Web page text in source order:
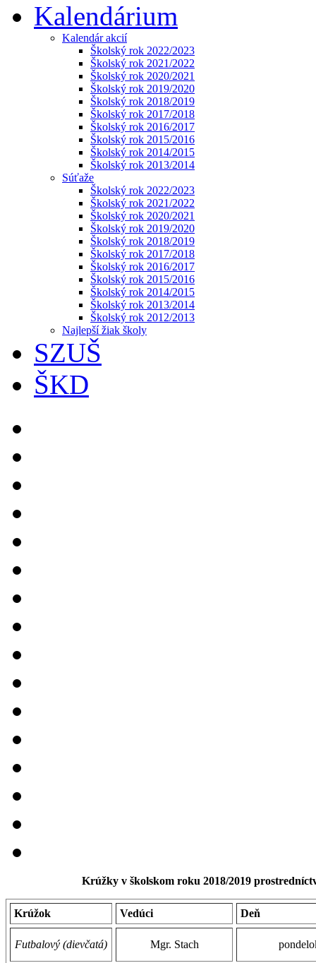
Kalendárium
Kalendár akcií
Školský rok 2022/2023
Školský rok 2021/2022
Školský rok 2020/2021
Školský rok 2019/2020
Školský rok 2018/2019
Školský rok 2017/2018
Školský rok 2016/2017
Školský rok 2015/2016
Školský rok 2014/2015
Školský rok 2013/2014
Súťaže
Školský rok 2022/2023
Školský rok 2021/2022
Školský rok 2020/2021
Školský rok 2019/2020
Školský rok 2018/2019
Školský rok 2017/2018
Školský rok 2016/2017
Školský rok 2015/2016
Školský rok 2014/2015
Školský rok 2013/2014
Školský rok 2012/2013
Najlepší žiak školy
SZUŠ
ŠKD
Krúžky v školskom roku 2018/2019
Krúžok Vedúci Deň
Futbalový (dievčatá) Mgr. Stach